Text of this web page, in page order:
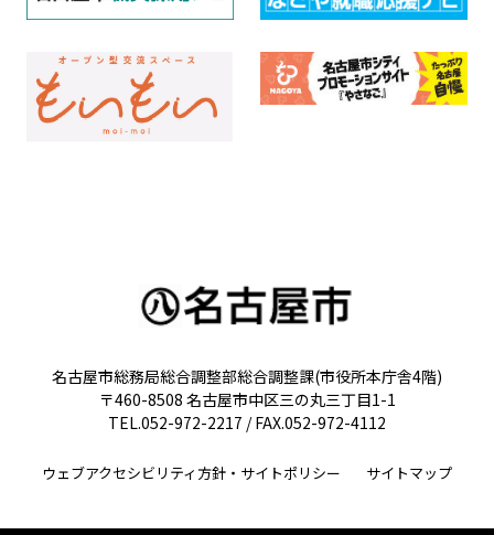
名古屋市総務局総合調整部総合調整課(市役所本庁舎4階)
〒460-8508 名古屋市中区三の丸三丁目1-1
TEL.052-972-2217 / FAX.052-972-4112
ウェブアクセシビリティ方針・サイトポリシー サイトマップ